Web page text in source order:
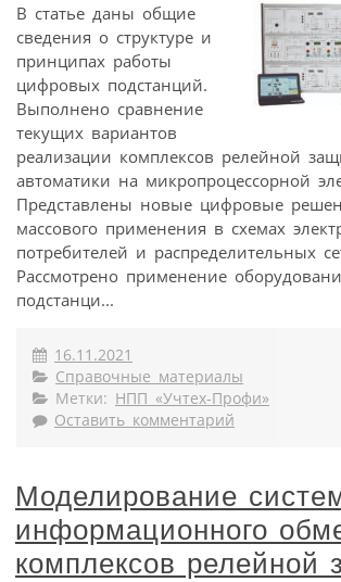
В статье даны общие
сведения о структуре и
принципах работы
цифровых подстанций.
Выполнено сравнение
текущих вариантов
реализации комплексов релейной
автоматики на микропроцессорной
Представлены новые цифровые
массового применения в схемах
потребителей и распределительных
Рассмотрено применение
подстанци...
16.11.2021
Справочные материалы
Метки: НПП «Учтех-Профи»
Оставить комментарий
Моделирование
информационного
комплексов релейной